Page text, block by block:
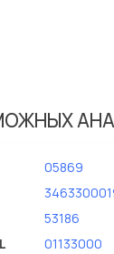
05869
53186
01133000